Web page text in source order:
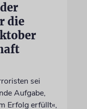
die
sei
Aufgabe,
Erfolg erfüllt«,